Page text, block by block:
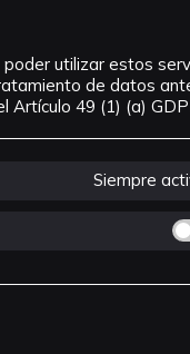
utilizar estos
de datos
Artículo 49 (1) (a)
Siempre